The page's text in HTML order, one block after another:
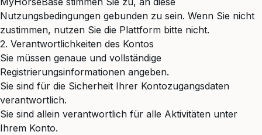
Nutzungsbedingungen gebunden zu sein. Wenn Sie nicht
zustimmen, nutzen Sie die Plattform bitte nicht.
2. Verantwortlichkeiten des Kontos
Sie müssen genaue und vollständige
Registrierungsinformationen angeben.
Sie sind für die Sicherheit Ihrer Kontozugangsdaten
verantwortlich.
Sie sind allein verantwortlich für alle Aktivitäten unter
Ihrem Konto.